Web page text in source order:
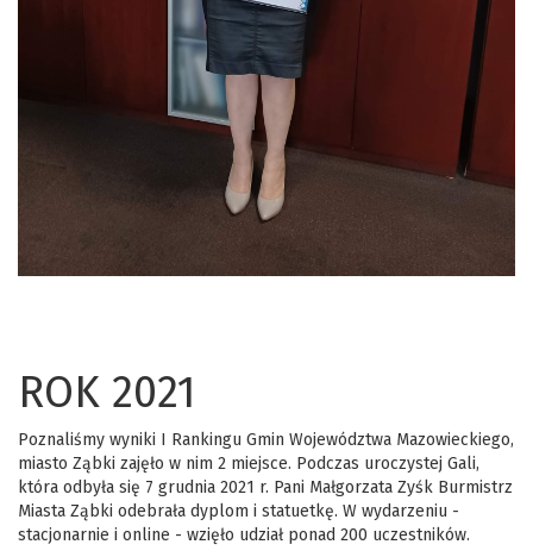
ROK 2021
Poznaliśmy wyniki I Rankingu Gmin Województwa Mazowieckiego,
miasto Ząbki zajęło w nim 2 miejsce. Podczas uroczystej Gali,
która odbyła się 7 grudnia 2021 r. Pani Małgorzata Zyśk Burmistrz
Miasta Ząbki odebrała dyplom i statuetkę. W wydarzeniu -
stacjonarnie i online - wzięło udział ponad 200 uczestników.